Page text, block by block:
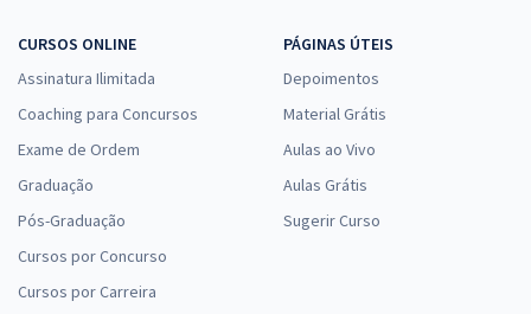
CURSOS ONLINE
Assinatura Ilimitada
Coaching para Concursos
Exame de Ordem
Graduação
Pós-Graduação
Cursos por Concurso
Cursos por Carreira
PÁGINAS ÚTEIS
Depoimentos
Material Grátis
Aulas ao Vivo
Aulas Grátis
Sugerir Curso